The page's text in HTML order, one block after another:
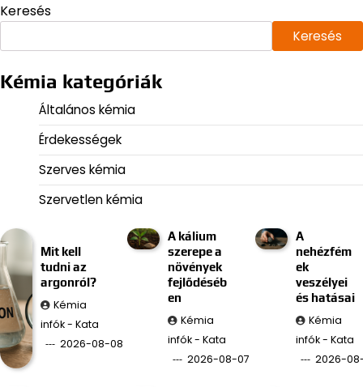
Keresés
Keresés
Kémia kategóriák
Általános kémia
Érdekességek
Szerves kémia
Szervetlen kémia
Mit kell
tudni az
argonról?
Kémia
infók - Kata
2026-08-08
A kálium
szerepe a
növények
fejlődéséb
en
Kémia
infók - Kata
2026-08-07
A
nehézfém
ek
veszélyei
és hatásai
Kémia
infók - Kata
2026-